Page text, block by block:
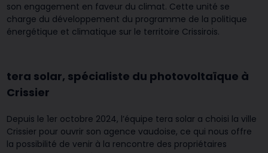
son engagement en faveur du climat. Cette unité se
charge du développement du programme de la politique
énergétique et climatique sur le territoire Crissirois.
tera solar, spécialiste du photovoltaïque à
Crissier
Depuis le 1er octobre 2024, l’équipe tera solar a choisi la ville
Crissier pour ouvrir son agence vaudoise, ce qui nous offre
la possibilité de venir à la rencontre des propriétaires